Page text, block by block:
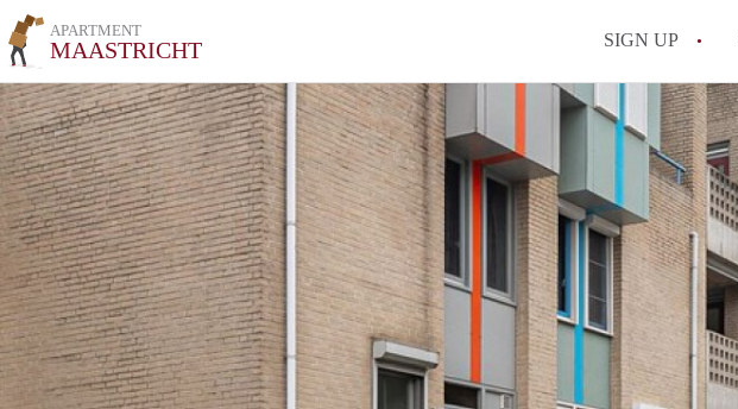
APARTMENT
MAASTRICHT SIGN UP